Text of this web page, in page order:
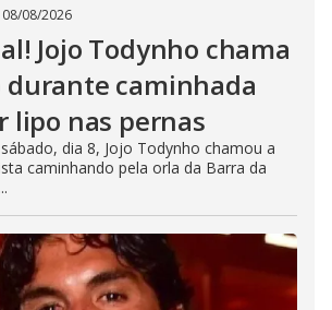
08/08/2026
Jojo Todynho chama
durante caminhada
lipo nas pernas
dia 8, Jojo Todynho chamou a
caminhando pela orla da Barra da